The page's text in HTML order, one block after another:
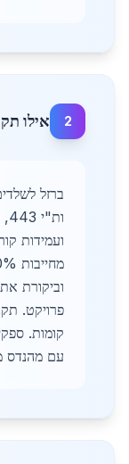
2 אילו
וביקורת
פרויקט.
קומות.
עם מהנדס